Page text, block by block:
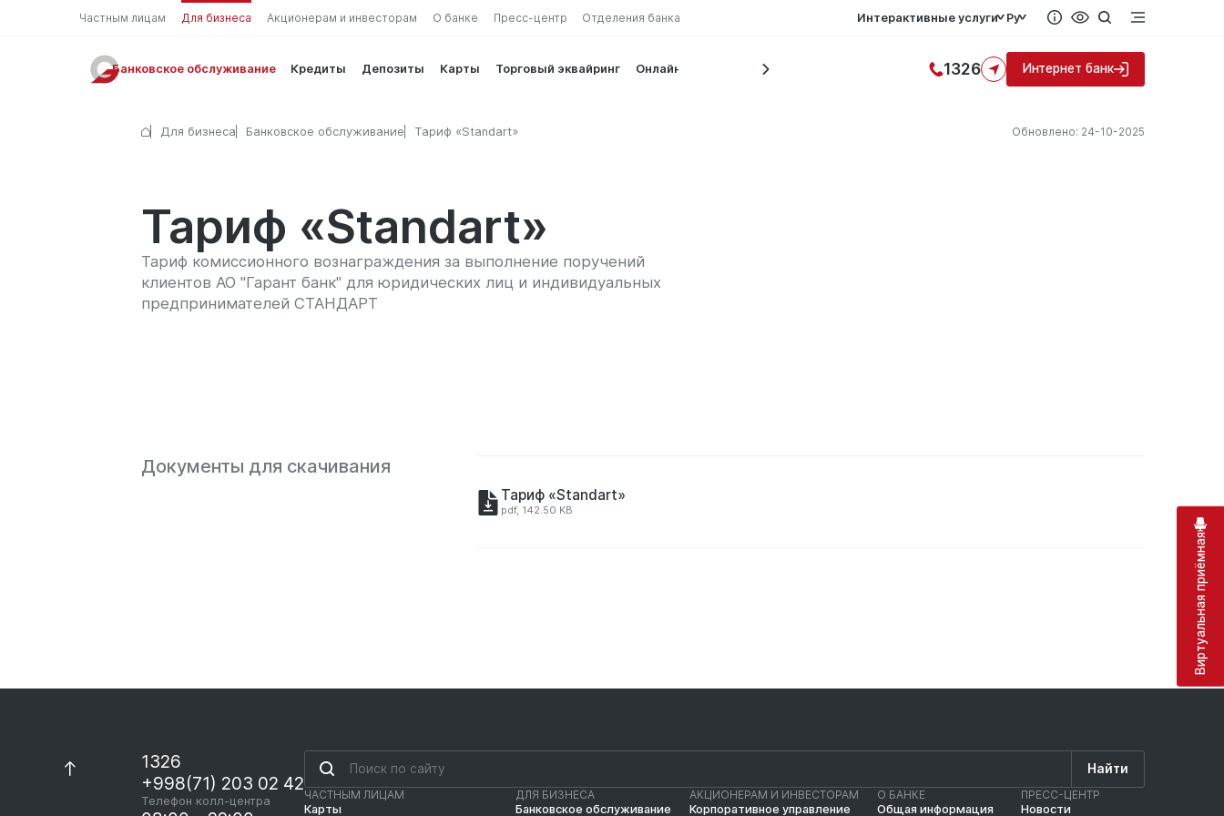
Частным лицам Для бизнеса Акционерам и инвесторам О банке Пресс-центр Отделения банка Интерактивные услуги Ру
Банковское обслуживание Кредиты Депозиты Карты Торговый эквайринг Онлайн сервисы 1326 Интернет банк
Для бизнеса Банковское обслуживание Тариф «Standart» Обновлено: 24-10-2025
Тариф «Standart»
Тариф комиссионного вознаграждения за выполнение поручений
клиентов АО "Гарант банк" для юридических лиц и индивидуальных
предпринимателей СТАНДАРТ
Документы для скачивания
Тариф «Standart»
pdf, 142.50 KB
1326
+998(71) 203 02 42
Телефон колл-центра
Найти
ЧАСТНЫМ ЛИЦАМ
Карты
ДЛЯ БИЗНЕСА
Банковское обслуживание
АКЦИОНЕРАМ И ИНВЕСТОРАМ
Корпоративное управление
О БАНКЕ
Общая информация
ПРЕСС-ЦЕНТР
Новости
Виртуальная приёмная